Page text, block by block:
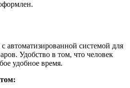
автоматизированной системой для
Удобство в том, что человек
удобное время.